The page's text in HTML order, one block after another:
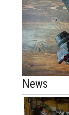
News